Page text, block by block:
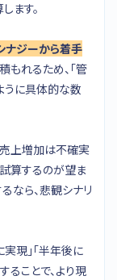
ます。
ナジーから着手
もれるため、「管
うに具体的な数
売上増加は不確実
算するのが望ま
なら、悲観シナリ
実現」「半年後に
ることで、より現